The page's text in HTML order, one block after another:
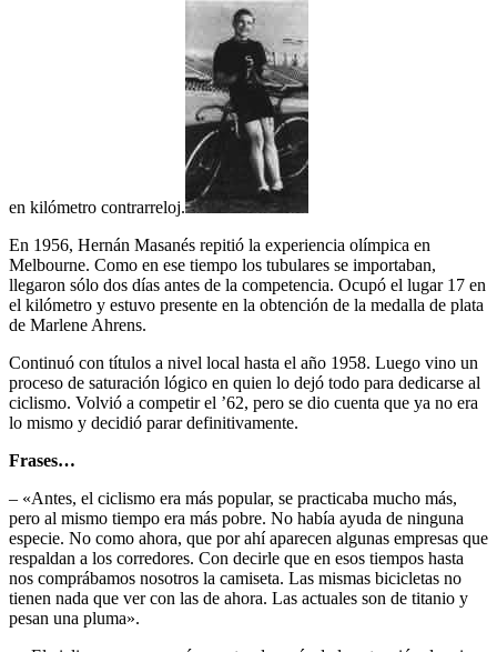
en kilómetro contrarreloj.
En 1956, Hernán Masanés repitió la experiencia olímpica en
Melbourne. Como en ese tiempo los tubulares se importaban,
llegaron sólo dos días antes de la competencia. Ocupó el lugar 17 en
el kilómetro y estuvo presente en la obtención de la medalla de plata
de Marlene Ahrens.
Continuó con títulos a nivel local hasta el año 1958. Luego vino un
proceso de saturación lógico en quien lo dejó todo para dedicarse al
ciclismo. Volvió a competir el ’62, pero se dio cuenta que ya no era
lo mismo y decidió parar definitivamente.
Frases…
– «Antes, el ciclismo era más popular, se practicaba mucho más,
pero al mismo tiempo era más pobre. No había ayuda de ninguna
especie. No como ahora, que por ahí aparecen algunas empresas que
respaldan a los corredores. Con decirle que en esos tiempos hasta
nos comprábamos nosotros la camiseta. Las mismas bicicletas no
tienen nada que ver con las de ahora. Las actuales son de titanio y
pesan una pluma».